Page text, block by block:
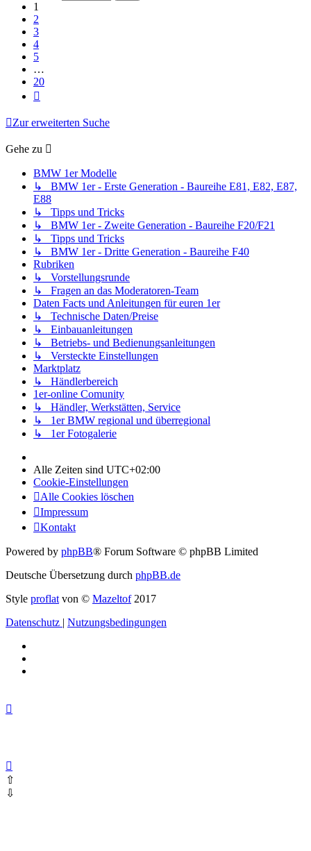
1
2
3
4
5
…
20
Zur erweiterten Suche
Gehe zu
BMW 1er Modelle
↳ BMW 1er - Erste Generation - Baureihe E81, E82, E87,
E88
↳ Tipps und Tricks
↳ BMW 1er - Zweite Generation - Baureihe F20/F21
↳ Tipps und Tricks
↳ BMW 1er - Dritte Generation - Baureihe F40
Rubriken
↳ Vorstellungsrunde
↳ Fragen an das Moderatoren-Team
Daten Facts und Anleitungen für euren 1er
↳ Technische Daten/Preise
↳ Einbauanleitungen
↳ Betriebs- und Bedienungsanleitungen
↳ Versteckte Einstellungen
Marktplatz
↳ Händlerbereich
1er-online Comunity
↳ Händler, Werkstätten, Service
↳ 1er BMW regional und überregional
↳ 1er Fotogalerie
Alle Zeiten sind UTC+02:00
Cookie-Einstellungen
Alle Cookies löschen
Impressum
Kontakt
Powered by phpBB® Forum Software © phpBB Limited
Deutsche Übersetzung durch phpBB.de
Style proflatvon © Mazeltof2017
Datenschutz
Nutzungsbedingungen
⇧
⇩